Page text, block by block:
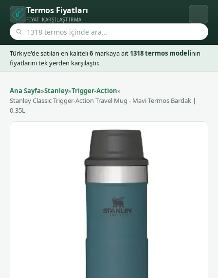
Termos Fiyatları
FIYAT KARŞILAŞTIRMA
Türkiye'de satılan en kaliteli6 markaya ait 1318 termos modelinin
fiyatlarını tek yerden karşılaştır.
Ana Sayfa»Stanley»Trigger-Action»
Stanley Classic Trigger-Action Travel Mug - Mavi Termos Bardak |
0.35L